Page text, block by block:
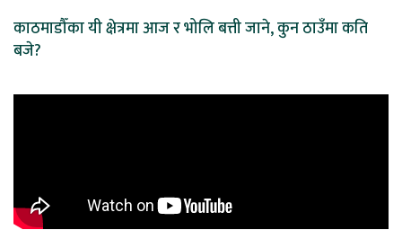
काठमाडौँका यी क्षेत्रमा आज र भोलि बत्ती जाने, कुन ठाउँमा कति
बजे?